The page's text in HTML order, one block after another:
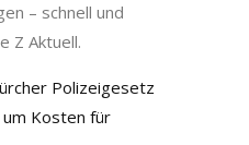
– schnell und
Z Aktuell.
Polizeigesetz
Kosten für